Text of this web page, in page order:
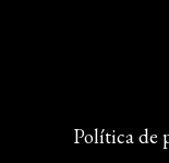
Política de